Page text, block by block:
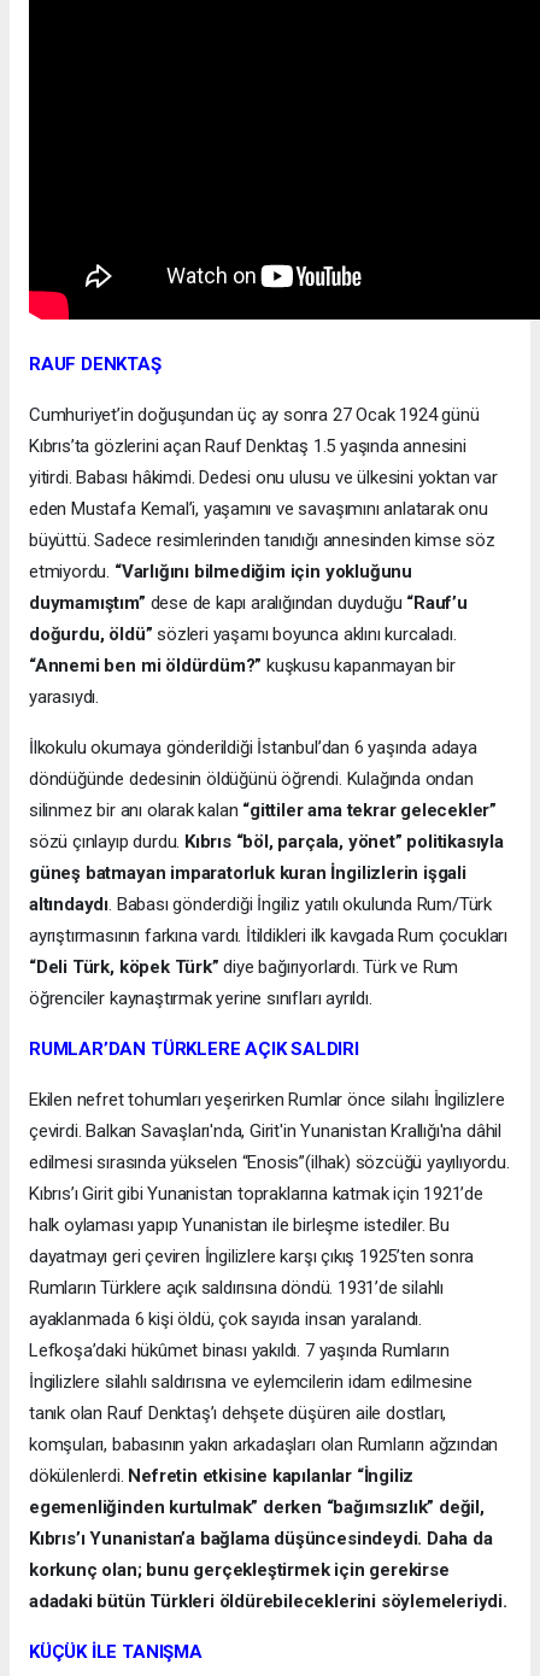
RAUF DENKTAŞ
Cumhuriyet’in doğuşundan üç ay sonra 27 Ocak 1924 günü
Kıbrıs’ta gözlerini açan Rauf Denktaş 1.5 yaşında annesini
yitirdi. Babası hâkimdi. Dedesi onu ulusu ve ülkesini yoktan var
eden Mustafa Kemal’i, yaşamını ve savaşımını anlatarak onu
büyüttü. Sadece resimlerinden tanıdığı annesinden kimse söz
etmiyordu. “Varlığını bilmediğim için yokluğunu
duymamıştım” dese de kapı aralığından duyduğu “Rauf’u
doğurdu, öldü” sözleri yaşamı boyunca aklını kurcaladı.
“Annemi ben mi öldürdüm?” kuşkusu kapanmayan bir
yarasıydı.
İlkokulu okumaya gönderildiği İstanbul’dan 6 yaşında adaya
döndüğünde dedesinin öldüğünü öğrendi. Kulağında ondan
silinmez bir anı olarak kalan “gittiler ama tekrar gelecekler”
sözü çınlayıp durdu. Kıbrıs “böl, parçala, yönet” politikasıyla
güneş batmayan imparatorluk kuran İngilizlerin işgali
altındaydı. Babası gönderdiği İngiliz yatılı okulunda Rum/Türk
ayrıştırmasının farkına vardı. İtildikleri ilk kavgada Rum çocukları
“Deli Türk, köpek Türk” diye bağırıyorlardı. Türk ve Rum
öğrenciler kaynaştırmak yerine sınıfları ayrıldı.
RUMLAR’DAN TÜRKLERE AÇIK SALDIRI
Ekilen nefret tohumları yeşerirken Rumlar önce silahı İngilizlere
çevirdi. Balkan Savaşları'nda, Girit'in Yunanistan Krallığı'na dâhil
edilmesi sırasında yükselen “Enosis”(ilhak) sözcüğü yayılıyordu.
Kıbrıs’ı Girit gibi Yunanistan topraklarına katmak için 1921’de
halk oylaması yapıp Yunanistan ile birleşme istediler. Bu
dayatmayı geri çeviren İngilizlere karşı çıkış 1925’ten sonra
Rumların Türklere açık saldırısına döndü. 1931’de silahlı
ayaklanmada 6 kişi öldü, çok sayıda insan yaralandı.
Lefkoşa’daki hükûmet binası yakıldı. 7 yaşında Rumların
İngilizlere silahlı saldırısına ve eylemcilerin idam edilmesine
tanık olan Rauf Denktaş’ı dehşete düşüren aile dostları,
komşuları, babasının yakın arkadaşları olan Rumların ağzından
dökülenlerdi. Nefretin etkisine kapılanlar “İngiliz
egemenliğinden kurtulmak” derken “bağımsızlık” değil,
Kıbrıs’ı Yunanistan’a bağlama düşüncesindeydi. Daha da
korkunç olan; bunu gerçekleştirmek için gerekirse
adadaki bütün Türkleri öldürebileceklerini söylemeleriydi.
KÜÇÜK İLE TANIŞMA